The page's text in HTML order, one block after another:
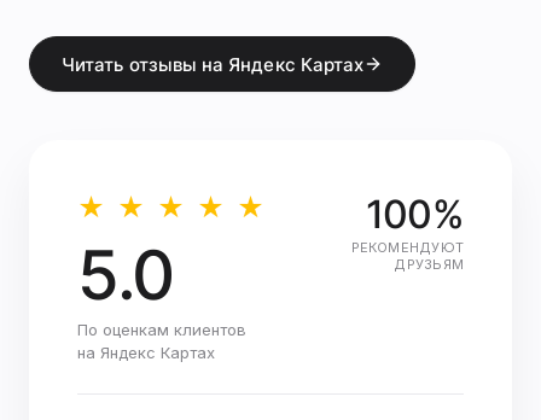
Читать отзывы на Яндекс Картах
★ ★ ★ ★ ★
5.0
По оценкам клиентов
на Яндекс Картах
100%
РЕКОМЕНДУЮТ
ДРУЗЬЯМ